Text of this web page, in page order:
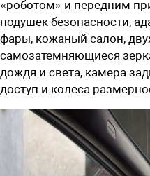
«роботом» и передним
подушек безопасности,
фары, кожаный салон,
самозатемняющиеся
дождя и света, камера
доступ и колеса